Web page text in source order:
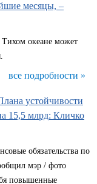
месяцы, –
океане может
все подробности »
устойчивости
15,5 млрд: Кличко
обязательства по
мэр / фото
повышенные